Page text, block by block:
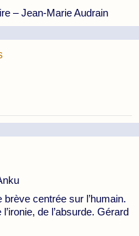
– Jean-Marie Audrain
centrée sur l’humain.
de l’absurde. Gérard